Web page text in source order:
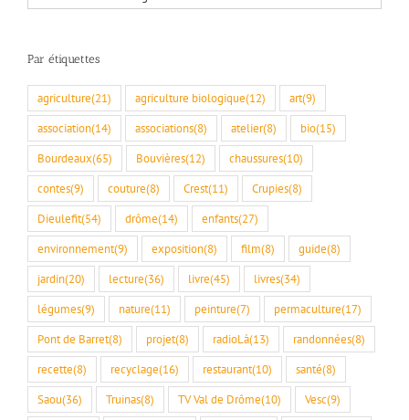
rubriques
Par étiquettes
agriculture(21) agriculture biologique(12) art(9)
association(14) associations(8) atelier(8) bio(15)
Bourdeaux(65) Bouvières(12) chaussures(10)
contes(9) couture(8) Crest(11) Crupies(8)
Dieulefit(54) drôme(14) enfants(27)
environnement(9) exposition(8) film(8) guide(8)
jardin(20) lecture(36) livre(45) livres(34)
légumes(9) nature(11) peinture(7) permaculture(17)
Pont de Barret(8) projet(8) radioLà(13) randonnées(8)
recette(8) recyclage(16) restaurant(10) santé(8)
Saou(36) Truinas(8) TV Val de Drôme(10) Vesc(9)